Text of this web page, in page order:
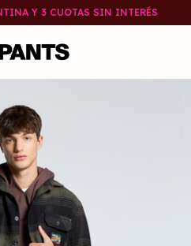
Y 3 CUOTAS SIN INTERÉS